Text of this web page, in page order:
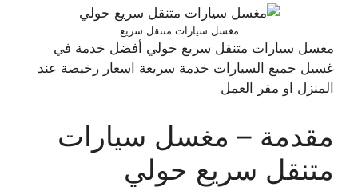
مغسل سيارات متنقل سريع
مغسل سيارات متنقل سريع حولي أفضل خدمة في
غسيل جميع السيارات خدمة سريعة اسعار رخيصة عند
المنزل او مقر العمل
مقدمة – مغسل سيارات
متنقل سريع حولي